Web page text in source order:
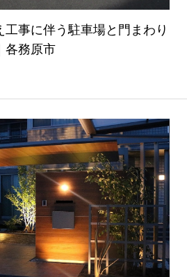
事に伴う駐車場と門まわり
各務原市